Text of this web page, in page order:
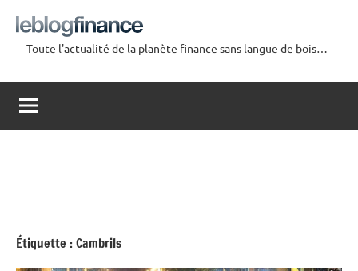
contenu
Blog
Finance
Toute l'actualité de la planète finance sans langue de bois…
Étiquette :Cambrils